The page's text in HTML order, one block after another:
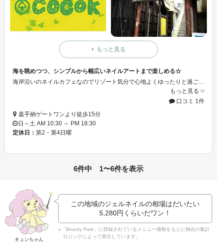
もっと見る
海を眺めつつ、シンプルから幅広いネイルアートまで楽しめる☆
海岸沿いのネイルカフェなのでリゾート気分で心地よくゆったりと過ごしながらネイルケアはもちろんのこと、歩き続けて疲労が溜まった足を美しく癒してくれるフットケアもあるので、アルコール類やソフトドリンクを飲みながらリラックスできます。
もっと見る
口コミ 1件
嘉手納ゲートワンより徒歩15分
日～土 AM 10:30 ～ PM 18:30
定休日： 第2・第4日曜
6件中 1〜6件を表示
キュンちゃん
この地域のジェルネイルの相場はだいたい
5,280円 くらいだワン！
※「Beauty Park」に登録されているメニュー価格をもとに独自の集計
ロジックによって算出しています。